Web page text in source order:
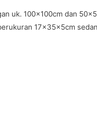
uk. 100x100cm dan
17x35x5cm